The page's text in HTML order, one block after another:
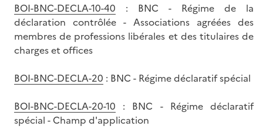
BOI-BNC-DECLA-10-40 : BNC - Régime de la
déclaration contrôlée - Associations agréées des
membres de professions libérales et des titulaires de
charges et offices
BOI-BNC-DECLA-20 : BNC - Régime déclaratif spécial
BOI-BNC-DECLA-20-10 : BNC - Régime déclaratif
spécial - Champ d'application